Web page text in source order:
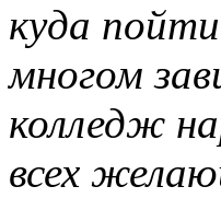
куда
многом
колледж
всех